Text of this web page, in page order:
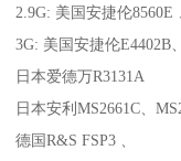
2.9G: 美国安捷伦8560E
3G: 美国安捷伦E4402B
日本爱德万R3131A
日本安利MS2661C、
德国R&S FSP3 、